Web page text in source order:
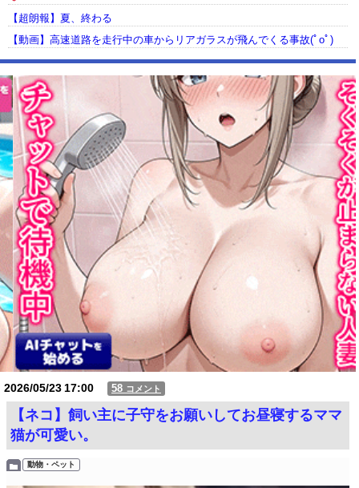
【超朗報】夏、終わる
【動画】高速道路を走行中の車からリアガラスが飛んでくる事故(ﾟoﾟ)
【動画】USJの禁止エリアに子どもたちが続々乱入 → スタッフが注意し
ても止まらない事態に
Powered by livedoor 相互RSS
2026/05/2317:00 58 コメント
【ネコ】飼い主に子守をお願いしてお昼寝するママ
猫が可愛い。
動物・ペット